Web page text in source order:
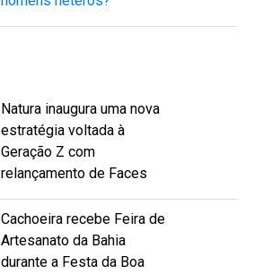
Natura inaugura uma nova
estratégia voltada à
Geração Z com
relançamento de Faces
Cachoeira recebe Feira de
Artesanato da Bahia
durante a Festa da Boa